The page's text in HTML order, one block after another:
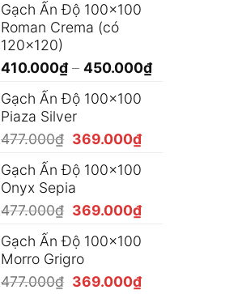
Gạch Ấn Độ 100x100
Roman Crema (có
120x120)
410.000₫ – 450.000₫Khoảng
Gạch Ấn Độ 100x100
Piaza Silver
477.000₫ Giá
là:
477.000₫.
369.000₫Giá
369.000₫.
Gạch Ấn Độ 100x100
Onyx Sepia
477.000₫ Giá
là:
477.000₫.
369.000₫Giá
369.000₫.
Gạch Ấn Độ 100x100
Morro Grigro
477.000₫ Giá
369.000₫Giá